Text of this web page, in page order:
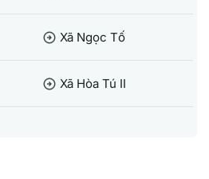
arrow_circle_right Xã Ngọc Tố
arrow_circle_right Xã Hòa Tú II